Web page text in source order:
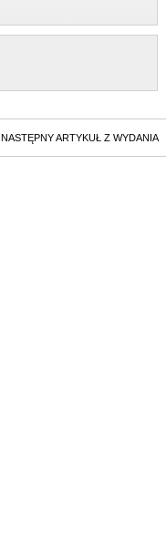
NASTĘPNY ARTYKUŁ Z WYDANIA